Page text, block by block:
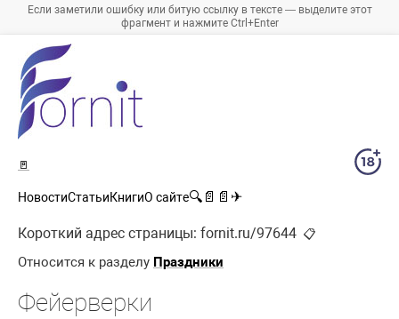
Если заметили ошибку или битую ссылку в тексте — выделите этот
фрагмент и нажмите Ctrl+Enter
🚪
НовостиСтатьиКнигиО сайте🔍 📄 📄 ✈
Короткий адрес страницы: fornit.ru/97644 📋
Относится к разделу Праздники
Фейерверки